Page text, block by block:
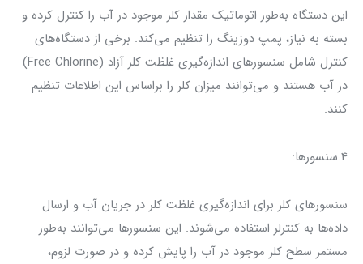
این دستگاه به‌طور اتوماتیک مقدار کلر موجود در آب را کنترل کرده و
بسته به نیاز، پمپ دوزینگ را تنظیم می‌کند. برخی از دستگاه‌های
کنترل شامل سنسورهای اندازه‌گیری غلظت کلر آزاد (Free Chlorine)
در آب هستند و می‌توانند میزان کلر را براساس این اطلاعات تنظیم
کنند.
4.سنسورها:
سنسورهای کلر برای اندازه‌گیری غلظت کلر در جریان آب و ارسال
داده‌ها به کنترلر استفاده می‌شوند. این سنسورها می‌توانند به‌طور
مستمر سطح کلر موجود در آب را پایش کرده و در صورت لزوم،